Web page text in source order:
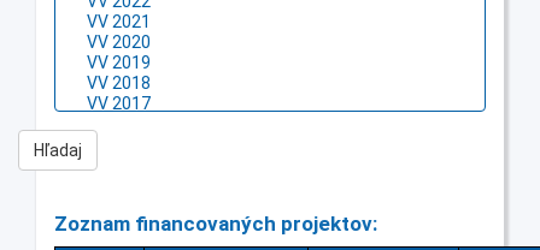
Zoznam financovaných projektov: